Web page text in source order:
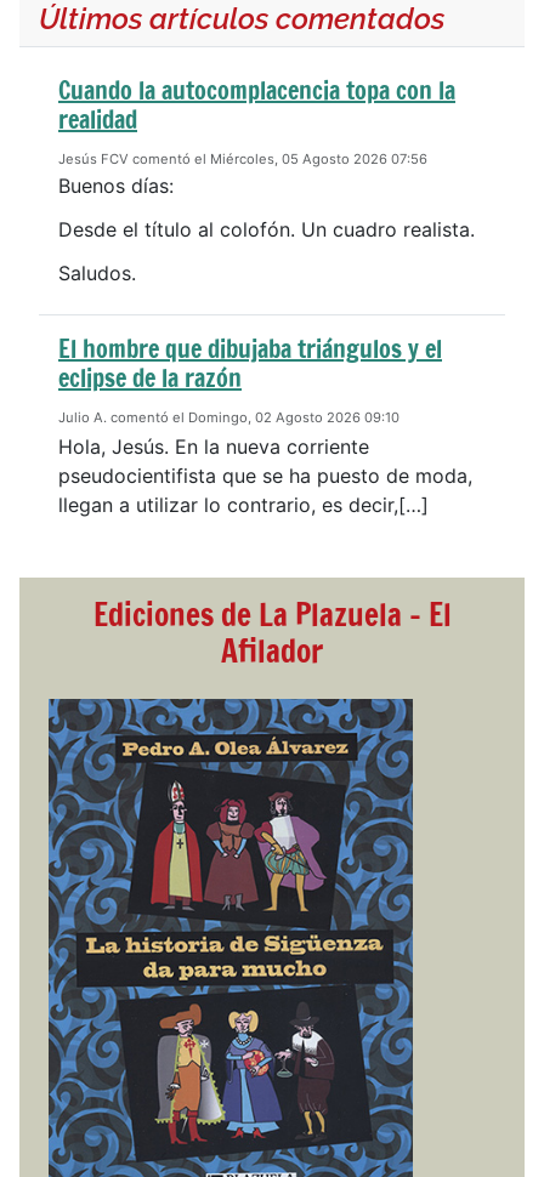
Últimos artículos comentados
Cuando la autocomplacencia topa con la
realidad
Jesús FCV comentó el Miércoles, 05 Agosto 2026 07:56
Buenos días:
Desde el título al colofón. Un cuadro realista.
Saludos.
El hombre que dibujaba triángulos y el
eclipse de la razón
Julio A. comentó el Domingo, 02 Agosto 2026 09:10
Hola, Jesús. En la nueva corriente
pseudocientifista que se ha puesto de moda,
llegan a utilizar lo contrario, es decir,[…]
Ediciones de La Plazuela - El
Afilador